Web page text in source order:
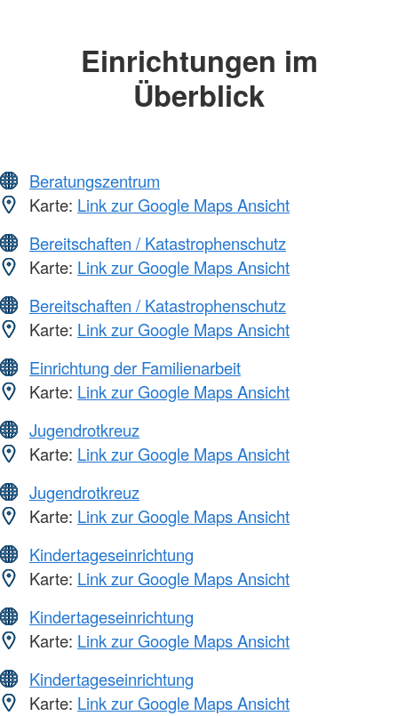
Einrichtungen im
Überblick
Beratungszentrum
Karte: Link zur Google Maps Ansicht
Bereitschaften / Katastrophenschutz
Karte: Link zur Google Maps Ansicht
Bereitschaften / Katastrophenschutz
Karte: Link zur Google Maps Ansicht
Einrichtung der Familienarbeit
Karte: Link zur Google Maps Ansicht
Jugendrotkreuz
Karte: Link zur Google Maps Ansicht
Jugendrotkreuz
Karte: Link zur Google Maps Ansicht
Kindertageseinrichtung
Karte: Link zur Google Maps Ansicht
Kindertageseinrichtung
Karte: Link zur Google Maps Ansicht
Kindertageseinrichtung
Karte: Link zur Google Maps Ansicht